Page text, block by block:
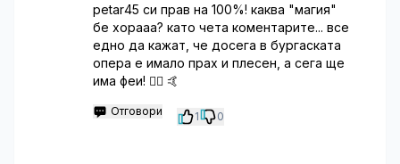
petar45 си прав на 100%! каква "магия"
бе хорааа? като чета коментарите... все
едно да кажат, че досега в бургаската
опера е имало прах и плесен, а сега ще
има феи! 🤦‍♂️ 🤙
Отговори 1 0